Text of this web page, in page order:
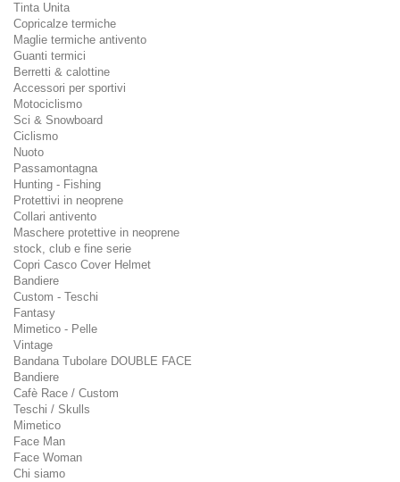
Tinta Unita
Copricalze termiche
Maglie termiche antivento
Guanti termici
Berretti & calottine
Accessori per sportivi
Motociclismo
Sci & Snowboard
Ciclismo
Nuoto
Passamontagna
Hunting - Fishing
Protettivi in neoprene
Collari antivento
Maschere protettive in neoprene
stock, club e fine serie
Copri Casco Cover Helmet
Bandiere
Custom - Teschi
Fantasy
Mimetico - Pelle
Vintage
Bandana Tubolare DOUBLE FACE
Bandiere
Cafè Race / Custom
Teschi / Skulls
Mimetico
Face Man
Face Woman
Chi siamo